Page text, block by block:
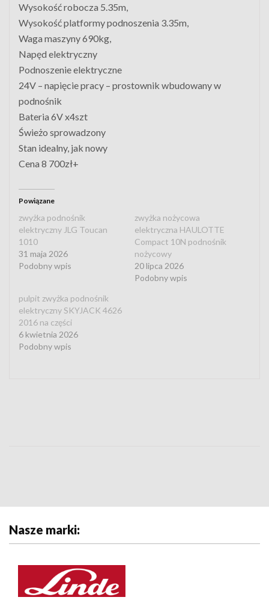
Wysokość robocza 5.35m,
Wysokość platformy podnoszenia 3.35m,
Waga maszyny 690kg,
Napęd elektryczny
Podnoszenie elektryczne
24V – napięcie pracy – prostownik wbudowany w
podnośnik
Bateria 6V x4szt
Świeżo sprowadzony
Stan idealny, jak nowy
Cena 8 700zł+
Powiązane
zwyżka podnośnik
elektryczny JLG Toucan
1010
31 maja 2026
Podobny wpis
zwyżka nożycowa
elektryczna HAULOTTE
Compact 10N podnośnik
nożycowy
20 lipca 2026
Podobny wpis
pulpit zwyżka podnośnik
elektryczny SKYJACK 4626
2016 na części
6 kwietnia 2026
Podobny wpis
Nasze marki: